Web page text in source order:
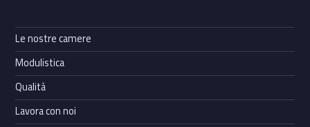
Le nostre camere
Modulistica
Qualità
Lavora con noi